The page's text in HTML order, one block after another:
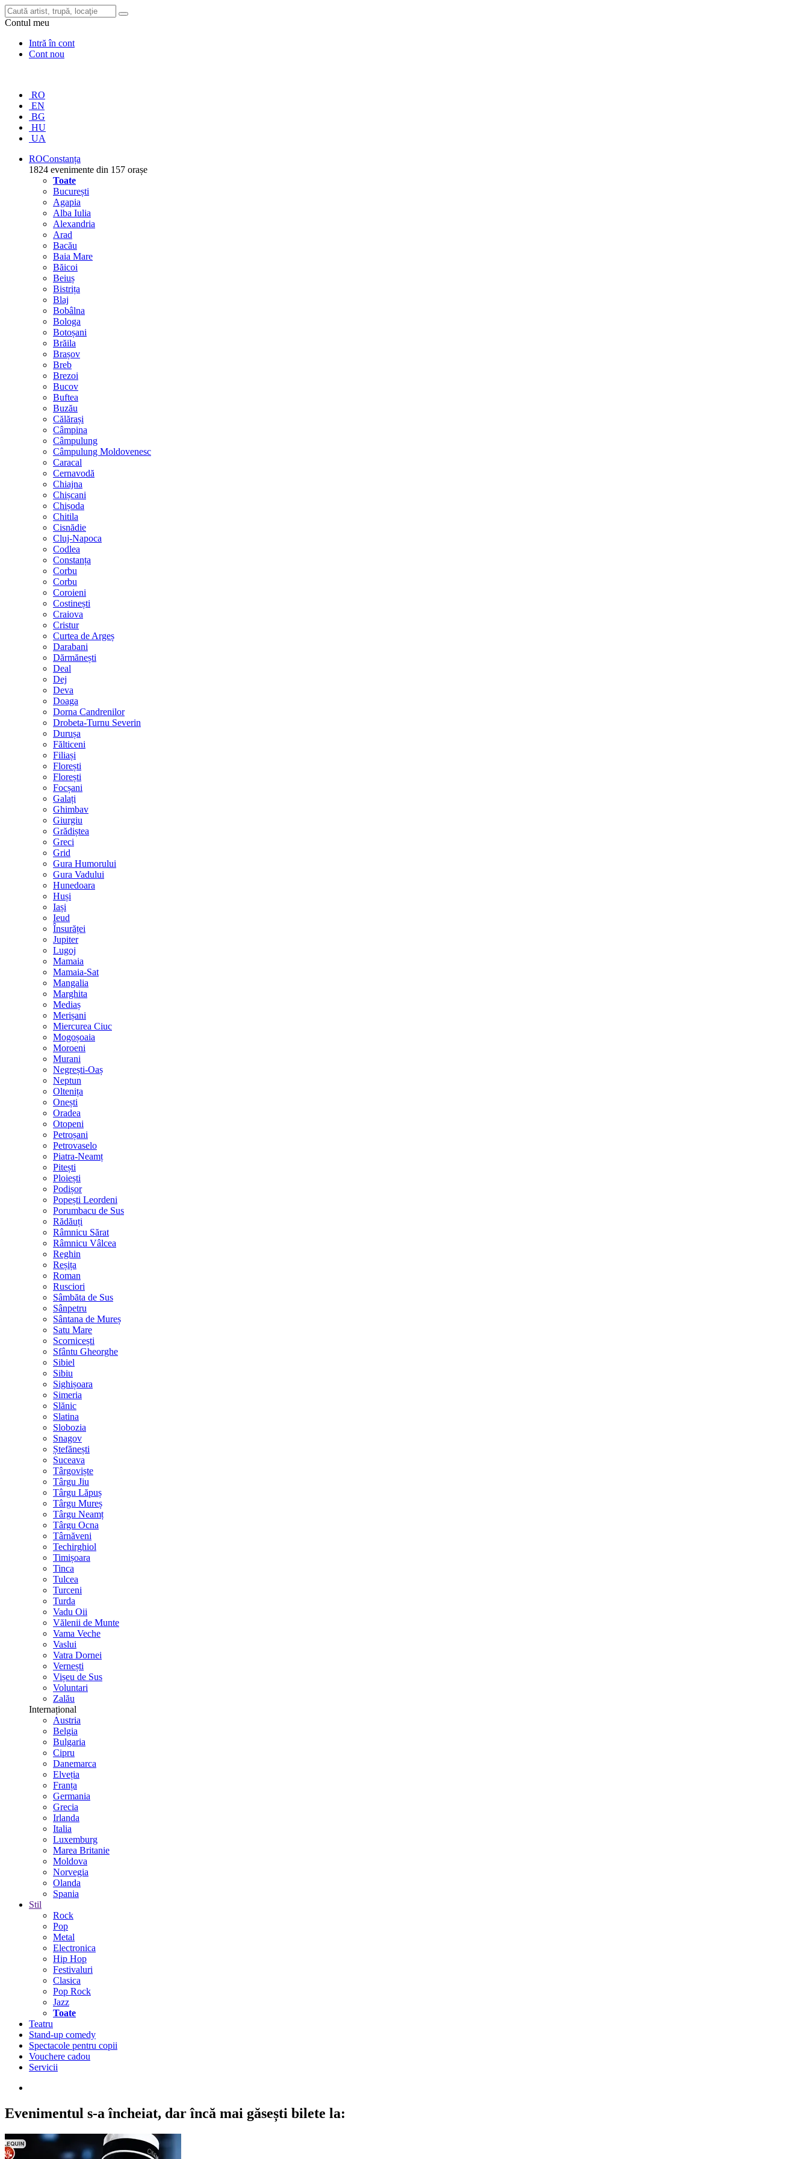
Contul meu
Intră în cont
Cont nou
RO
EN
BG
HU
UA
ROConstanța
1824 evenimente din 157 orașe
Toate
București
Agapia
Alba Iulia
Alexandria
Arad
Bacău
Baia Mare
Băicoi
Beiuș
Bistrița
Blaj
Bobâlna
Bologa
Botoșani
Brăila
Brașov
Breb
Brezoi
Bucov
Buftea
Buzău
Călărași
Câmpina
Câmpulung
Câmpulung Moldovenesc
Caracal
Cernavodă
Chiajna
Chișcani
Chișoda
Chitila
Cisnădie
Cluj-Napoca
Codlea
Constanța
Corbu
Corbu
Coroieni
Costinești
Craiova
Cristur
Curtea de Argeș
Darabani
Dărmănești
Deal
Dej
Deva
Doaga
Dorna Candrenilor
Drobeta-Turnu Severin
Durușa
Fălticeni
Filiași
Florești
Florești
Focșani
Galați
Ghimbav
Giurgiu
Grădiștea
Greci
Grid
Gura Humorului
Gura Vadului
Hunedoara
Huși
Iași
Ieud
Însurăței
Jupiter
Lugoj
Mamaia
Mamaia-Sat
Mangalia
Marghita
Mediaș
Merișani
Miercurea Ciuc
Mogoșoaia
Moroeni
Murani
Negrești-Oaș
Neptun
Oltenița
Onești
Oradea
Otopeni
Petroșani
Petrovaselo
Piatra-Neamț
Pitești
Ploiești
Podișor
Popești Leordeni
Porumbacu de Sus
Rădăuți
Râmnicu Sărat
Râmnicu Vâlcea
Reghin
Reșița
Roman
Rusciori
Sâmbăta de Sus
Sânpetru
Sântana de Mureș
Satu Mare
Scornicești
Sfântu Gheorghe
Sibiel
Sibiu
Sighișoara
Simeria
Slănic
Slatina
Slobozia
Snagov
Ștefănești
Suceava
Târgoviște
Târgu Jiu
Târgu Lăpuș
Târgu Mureș
Târgu Neamț
Târgu Ocna
Târnăveni
Techirghiol
Timișoara
Tinca
Tulcea
Turceni
Turda
Vadu Oii
Vălenii de Munte
Vama Veche
Vaslui
Vatra Dornei
Vernești
Vișeu de Sus
Voluntari
Zalău
Internațional
Austria
Belgia
Bulgaria
Cipru
Danemarca
Elveția
Franța
Germania
Grecia
Irlanda
Italia
Luxemburg
Marea Britanie
Moldova
Norvegia
Olanda
Spania
Stil
Rock
Pop
Metal
Electronica
Hip Hop
Festivaluri
Clasica
Pop Rock
Jazz
Toate
Teatru
Stand-up comedy
Spectacole pentru copii
Vouchere cadou
Servicii
Evenimentul s-a încheiat, dar încă mai găsești bilete la: